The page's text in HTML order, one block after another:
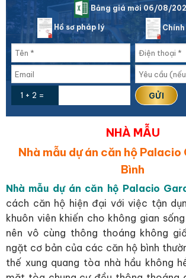
Bảng giá mới 06/08/
Hồ sơ pháp lý Chính
1 + 2 =
NHÀ MẪU
Nhà mẫu dự án căn hộ Palacio
Bình
Nhà mẫu dự án căn hộ Palacio
cách căn hộ hiện đại với việc tận
khuôn viên khiến cho không gian
nên vô cùng thông thoáng không
ngặt cơ bản của các căn hộ bình
thế xung quang tòa nhà hầu không